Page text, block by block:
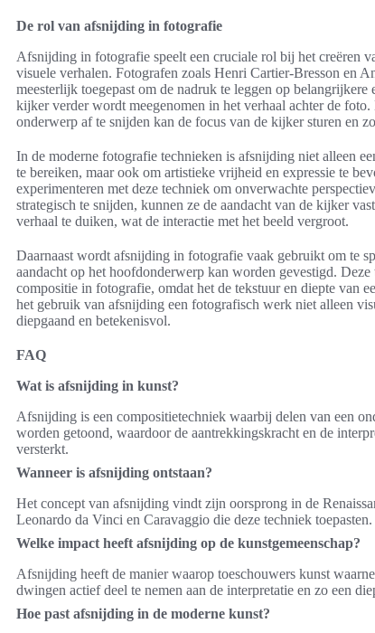
De rol van afsnijding in fotografie
Afsnijding in fotografie speelt een cruciale rol bij het creëren
visuele verhalen. Fotografen zoals Henri Cartier-Bresson en
meesterlijk toegepast om de nadruk te leggen op
kijker verder wordt meegenomen in het verhaal achter de
onderwerp af te snijden kan de focus van de kijker sturen en
In de moderne fotografie technieken is afsnijding niet alleen
te bereiken, maar ook om artistieke vrijheid en expressie te
experimenteren met deze techniek om onverwachte
strategisch te snijden, kunnen ze de aandacht van de kijker
verhaal te duiken, wat de interactie met het beeld vergroot.
Daarnaast wordt afsnijding in fotografie vaak gebruikt om te
aandacht op het hoofdonderwerp kan worden gevestigd.
compositie in fotografie, omdat het de tekstuur en diepte van
het gebruik van afsnijding een fotografisch werk niet alleen
diepgaand en betekenisvol.
FAQ
Wat is afsnijding in kunst?
Afsnijding is een compositietechniek waarbij delen van een
worden getoond, waardoor de aantrekkingskracht en de
versterkt.
Wanneer is afsnijding ontstaan?
Het concept van afsnijding vindt zijn oorsprong in de
Leonardo da Vinci en Caravaggio die deze techniek toepasten.
Welke impact heeft afsnijding op de kunstgemeenschap?
Afsnijding heeft de manier waarop toeschouwers kunst
dwingen actief deel te nemen aan de interpretatie en zo een
Hoe past afsnijding in de moderne kunst?